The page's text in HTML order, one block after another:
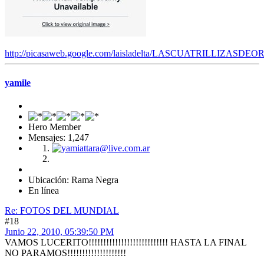
http://picasaweb.google.com/laisladelta/
yamile
Hero Member
Mensajes: 1,247
Ubicación: Rama Negra
En línea
Re: FOTOS DEL MUNDIAL
#18
Junio 22, 2010, 05:39:50 PM
VAMOS LUCERITO!!!!!!!!!!!!!!!!!!!!!!!!!!! HASTA LA FINAL
NO PARAMOS!!!!!!!!!!!!!!!!!!!!